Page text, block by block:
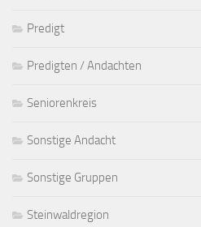
Predigt
Predigten / Andachten
Seniorenkreis
Sonstige Andacht
Sonstige Gruppen
Steinwaldregion